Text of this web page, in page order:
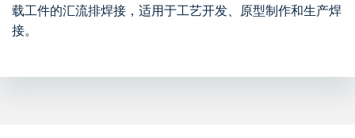
载工件的汇流排焊接，适用于工艺开发、原型制作和生产焊
接。